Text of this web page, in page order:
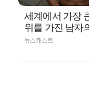
세계에서 가장
위를 가진 남자
뉴스캐스트